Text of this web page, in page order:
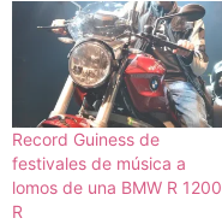
Record Guiness de
festivales de música a
lomos de una BMW R 1200
R